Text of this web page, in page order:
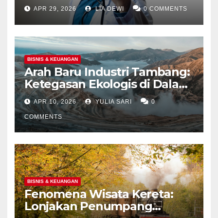
Jutaan Nyawa Lewat Skrining
dan Ketatnya Evaluasi Calon
Tenaga Medis
APR 29, 2026 LIA DEWI 0 COMMENTS
BISNIS & KEUANGAN
Arah Baru Industri Tambang:
Ketegasan Ekologis di Dalam
Negeri dan Spekulasi
Eksplorasi Laut Dalam Global
APR 10, 2026 YULIA SARI 0
COMMENTS
BISNIS & KEUANGAN
Fenomena Wisata Kereta:
Lonjakan Penumpang